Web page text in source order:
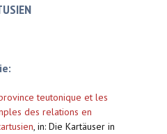
teutonique et les
des relations en
, in: Die Kartäuser in